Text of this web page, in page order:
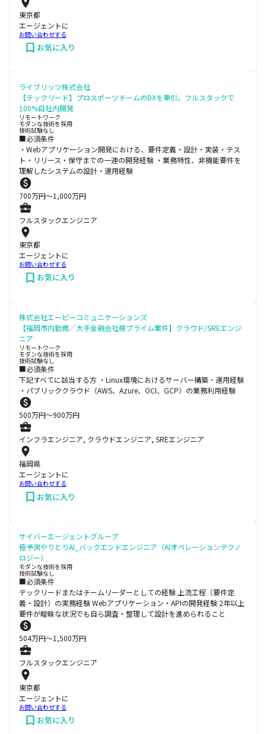
東京都
エージェントに
お問い合わせする
お気に入り
ライブリッツ株式会社
【テックリード】プロスポーツチームのDXを牽引。フルスタックで
100%自社内開発
リモートワーク
モダンな技術を採用
技術試験なし
■必須条件
・Webアプリケーション開発における、要件定義・設計・実装・テス
ト・リリース・保守までの一連の開発経験 ・業務特性、非機能要件を
理解したシステムの設計・運用経験
700万円〜1,000万円
フルスタックエンジニア
東京都
エージェントに
お問い合わせする
お気に入り
株式会社エーピーコミュニケーションズ
【福岡市内勤務／大手金融会社様プライム案件】クラウド/SREエンジ
ニア
リモートワーク
モダンな技術を採用
技術試験なし
■必須条件
下記すべてに該当する方 ・Linux環境におけるサーバー構築・運用経験
・パブリッククラウド（AWS、Azure、OCI、GCP）の業務利用経験
500万円〜900万円
インフラエンジニア, クラウドエンジニア, SREエンジニア
福岡県
エージェントに
お問い合わせする
お気に入り
サイバーエージェントグループ
極予測やりとりAI_バックエンドエンジニア（AIオペレーションテクノ
ロジー）
モダンな技術を採用
技術試験なし
■必須条件
テックリードまたはチームリーダーとしての経験 上流工程（要件定
義・設計）の実務経験 Webアプリケーション・APIの開発経験 2年以上
要件が曖昧な状況でも自ら調査・整理して設計を進められること
504万円〜1,500万円
フルスタックエンジニア
東京都
エージェントに
お問い合わせする
お気に入り